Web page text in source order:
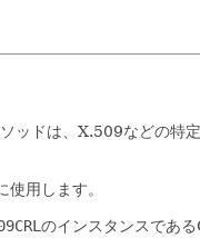
ッドは、X.509などの特
用します。
のインスタンスである